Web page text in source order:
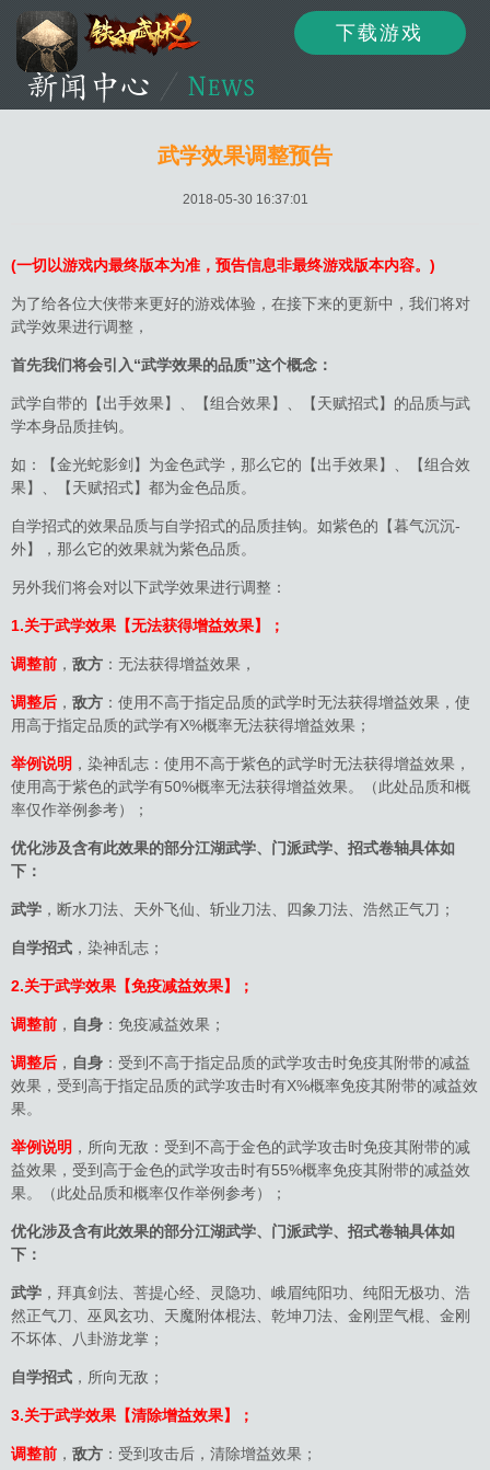
下载游戏
武学效果调整预告
2018-05-30 16:37:01
(一切以游戏内最终版本为准，预告信息非最终游戏版本内容。)
为了给各位大侠带来更好的游戏体验，在接下来的更新中，我们将对
武学效果进行调整，
首先我们将会引入“武学效果的品质”这个概念：
武学自带的【出手效果】、【组合效果】、【天赋招式】的品质与武
学本身品质挂钩。
如：【金光蛇影剑】为金色武学，那么它的【出手效果】、【组合效
果】、【天赋招式】都为金色品质。
自学招式的效果品质与自学招式的品质挂钩。如紫色的【暮气沉沉-
外】，那么它的效果就为紫色品质。
另外我们将会对以下武学效果进行调整：
1.关于武学效果【无法获得增益效果】；
调整前 ， 敌方 ：无法获得增益效果，
调整后 ， 敌方 ：使用不高于指定品质的武学时无法获得增益效果，使
用高于指定品质的武学有X%概率无法获得增益效果；
举例说明 ，染神乱志：使用不高于紫色的武学时无法获得增益效果，
使用高于紫色的武学有50%概率无法获得增益效果。（此处品质和概
率仅作举例参考）；
优化涉及含有此效果的部分江湖武学、门派武学、招式卷轴具体如
下：
武学 ，断水刀法、天外飞仙、斩业刀法、四象刀法、浩然正气刀；
自学招式 ，染神乱志；
2.关于武学效果【免疫减益效果】；
调整前 ， 自身 ：免疫减益效果；
调整后 ， 自身 ：受到不高于指定品质的武学攻击时免疫其附带的减益
效果，受到高于指定品质的武学攻击时有X%概率免疫其附带的减益效
果。
举例说明 ，所向无敌：受到不高于金色的武学攻击时免疫其附带的减
益效果，受到高于金色的武学攻击时有55%概率免疫其附带的减益效
果。（此处品质和概率仅作举例参考）；
优化涉及含有此效果的部分江湖武学、门派武学、招式卷轴具体如
下：
武学 ，拜真剑法、菩提心经、灵隐功、峨眉纯阳功、纯阳无极功、浩
然正气刀、巫凤玄功、天魔附体棍法、乾坤刀法、金刚罡气棍、金刚
不坏体、八卦游龙掌；
自学招式 ，所向无敌；
3.关于武学效果【清除增益效果】；
调整前 ， 敌方 ：受到攻击后，清除增益效果；
资讯